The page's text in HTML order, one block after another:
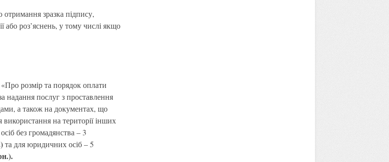
отримання зразка підпису,
або роз’яснень, у тому числі якщо
розмір та порядок оплати
надання послуг з проставлення
а також на документах, що
на території інших
без громадянства – 3
та для юридичних осіб – 5